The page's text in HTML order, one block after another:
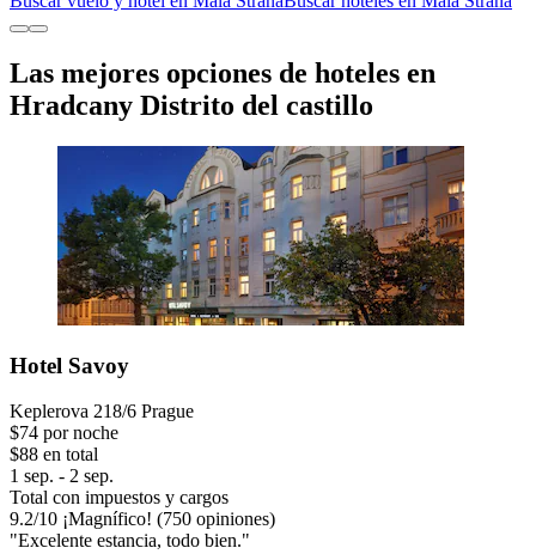
Las mejores opciones de hoteles en
Hradcany Distrito del castillo
Hotel Savoy
Keplerova 218/6 Prague
$74 por noche
$88 en total
1 sep. - 2 sep.
Total con impuestos y cargos
9.2/10 ¡Magnífico! (750 opiniones)
"Excelente estancia, todo bien."